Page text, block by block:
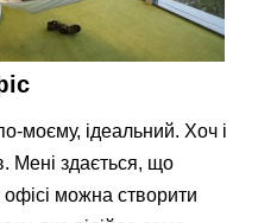
моєму, ідеальний. Хоч і
Мені здається, що
офісі можна створити